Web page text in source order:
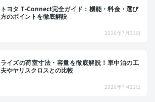
トヨタ T-Connect完全ガイド：機能・料金・選び
方のポイントを徹底解説
2026年7月21日
ライズの荷室寸法・容量を徹底解説！車中泊の工
夫やヤリスクロスとの比較
2026年7月21日